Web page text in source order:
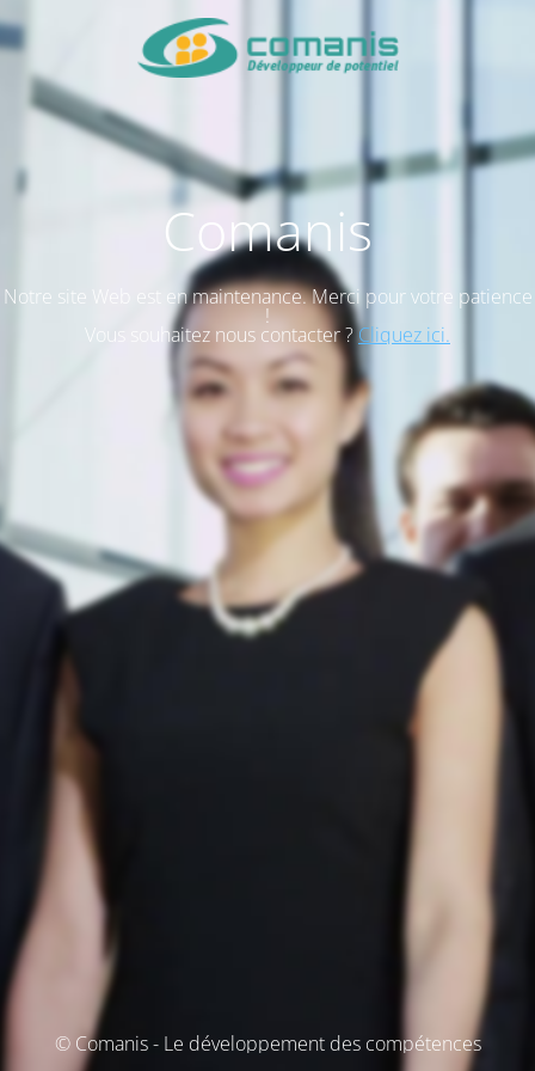
Comanis
Notre site Web est en maintenance. Merci pour votre patience
!
Vous souhaitez nous contacter ? Cliquez ici.
© Comanis - Le développement des compétences